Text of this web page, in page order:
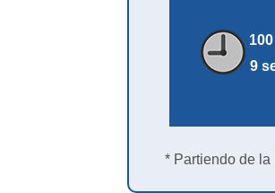
9
* Partiendo de